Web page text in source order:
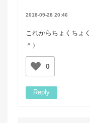
2018-09-28 20:46
これからちょくちょ
＾）
0
Reply